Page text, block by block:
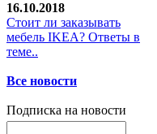
16.10.2018
Стoит ли заказывать
мебель IKEA? Ответы в
теме..
Все новости
Подписка на новости